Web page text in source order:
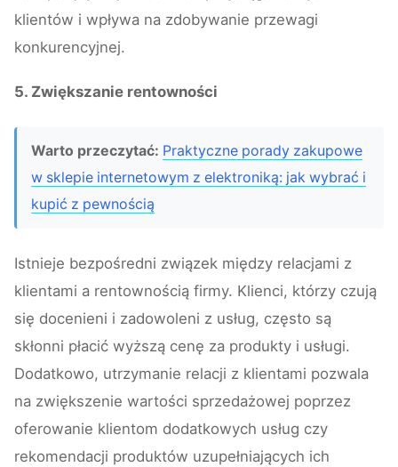
klientów i wpływa na zdobywanie przewagi
konkurencyjnej.
5. Zwiększanie rentowności
Warto przeczytać: Praktyczne porady zakupowe
w sklepie internetowym z elektroniką: jak wybrać i
kupić z pewnością
Istnieje bezpośredni związek między relacjami z
klientami a rentownością firmy. Klienci, którzy czują
się docenieni i zadowoleni z usług, często są
skłonni płacić wyższą cenę za produkty i usługi.
Dodatkowo, utrzymanie relacji z klientami pozwala
na zwiększenie wartości sprzedażowej poprzez
oferowanie klientom dodatkowych usług czy
rekomendacji produktów uzupełniających ich